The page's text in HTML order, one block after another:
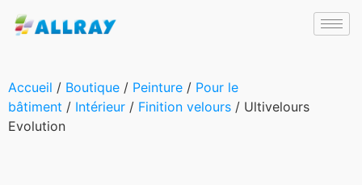
Accueil / Boutique / Peinture / Pour le
bâtiment / Intérieur / Finition velours / Ultivelours
Evolution